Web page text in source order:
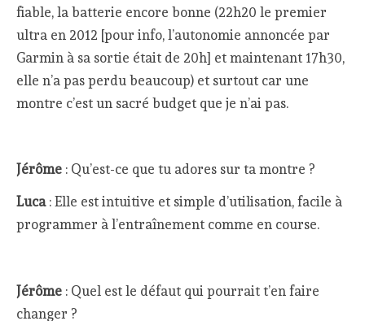
fiable, la batterie encore bonne (22h20 le premier
ultra en 2012 [pour info, l’autonomie annoncée par
Garmin à sa sortie était de 20h] et maintenant 17h30,
elle n’a pas perdu beaucoup) et surtout car une
montre c’est un sacré budget que je n’ai pas.
Jérôme : Qu’est-ce que tu adores sur ta montre ?
Luca : Elle est intuitive et simple d’utilisation, facile à
programmer à l’entraînement comme en course.
Jérôme : Quel est le défaut qui pourrait t’en faire
changer ?